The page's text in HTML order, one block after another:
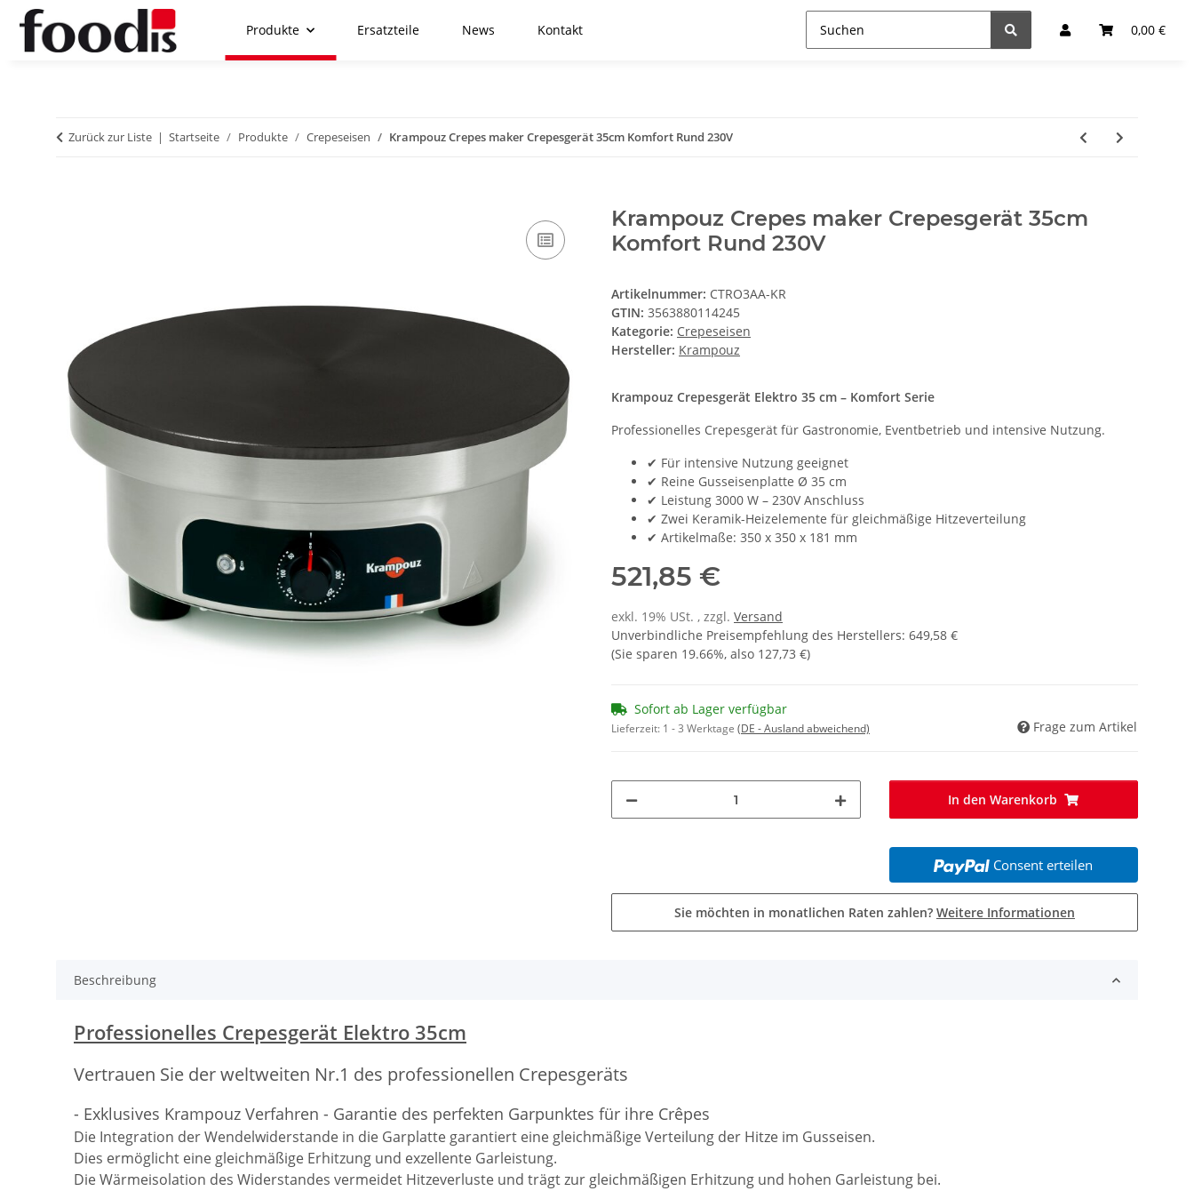
0,00 €
Produkte Ersatzteile News Kontakt
Zurück zur Liste Startseite Produkte Crepeseisen Krampouz Crepes maker Crepesgerät 35cm Komfort Rund 230V
Krampouz Crepes maker Crepesgerät 35cm
Komfort Rund 230V
Artikelnummer: CTRO3AA-KR
GTIN: 3563880114245
Kategorie: Crepeseisen
Hersteller: Krampouz
Krampouz Crepesgerät Elektro 35 cm – Komfort Serie
Professionelles Crepesgerät für Gastronomie, Eventbetrieb und intensive Nutzung.
✔ Für intensive Nutzung geeignet
✔ Reine Gusseisenplatte Ø 35 cm
✔ Leistung 3000 W – 230V Anschluss
✔ Zwei Keramik-Heizelemente für gleichmäßige Hitzeverteilung
✔ Artikelmaße: 350 x 350 x 181 mm
521,85 €
exkl. 19% USt. , zzgl. Versand
Unverbindliche Preisempfehlung des Herstellers: 649,58 €
(Sie sparen 19.66%, also 127,73 €)
Sofort ab Lager verfügbar
Lieferzeit: 1 - 3 Werktage (DE - Ausland abweichend) Frage zum Artikel
In den Warenkorb
Consent erteilen
Sie möchten in monatlichen Raten zahlen? Weitere Informationen
Beschreibung
Professionelles Crepesgerät Elektro 35cm
Vertrauen Sie der weltweiten Nr.1 des professionellen Crepesgeräts
- Exklusives Krampouz Verfahren - Garantie des perfekten Garpunktes für ihre Crêpes
Die Integration der Wendelwiderstande in die Garplatte garantiert eine gleichmäßige Verteilung der Hitze im Gusseisen.
Dies ermöglicht eine gleichmäßige Erhitzung und exzellente Garleistung.
Die Wärmeisolation des Widerstandes vermeidet Hitzeverluste und trägt zur gleichmäßigen Erhitzung und hohen Garleistung bei.